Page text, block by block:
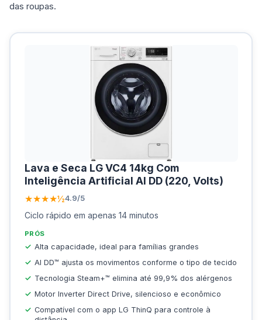
das roupas.
Lava e Seca LG VC4 14kg Com
Inteligência Artificial AI DD (220, Volts)
★★★★½4.9/5
Ciclo rápido em apenas 14 minutos
PRÓS
Alta capacidade, ideal para famílias grandes
AI DD™ ajusta os movimentos conforme o tipo de tecido
Tecnologia Steam+™ elimina até 99,9% dos alérgenos
Motor Inverter Direct Drive, silencioso e econômico
Compatível com o app LG ThinQ para controle à